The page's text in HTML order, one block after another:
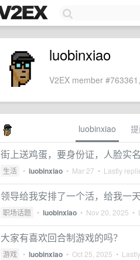
luobinxiao
V2EX member
luobinxiao
街上送鸡蛋，要身份证，人脸实
生活 • luobinxiao • Mar 27 • Lastly
领导给我安排了一个活，给我一
职场话题 • luobinxiao • Nov 20, 2025 •
大家有喜欢回合制游戏的吗？
游戏 • luobinxiao • Oct 25, 2025 •